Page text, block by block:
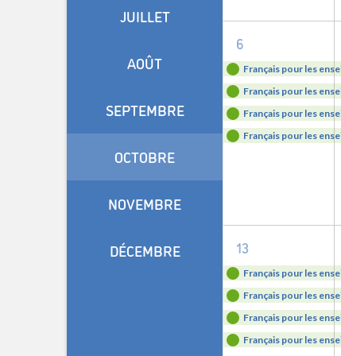
4
6
Français pour les
Français pour les
Français pour les
Français pour les
4
13
Français pour les
Français pour les
Français pour les
Français pour les
JUILLET
AOÛT
SEPTEMBRE
OCTOBRE
NOVEMBRE
DÉCEMBRE